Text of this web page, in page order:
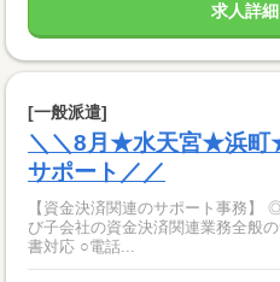
求人詳
[一般派遣]
＼＼8月★水天宮★浜町
サポート／／
【資金決済関連のサポート事務】 ◎航空機リース事業を行う本社及
び子会社の資金決済関連業務全般
書対応 ○電話...